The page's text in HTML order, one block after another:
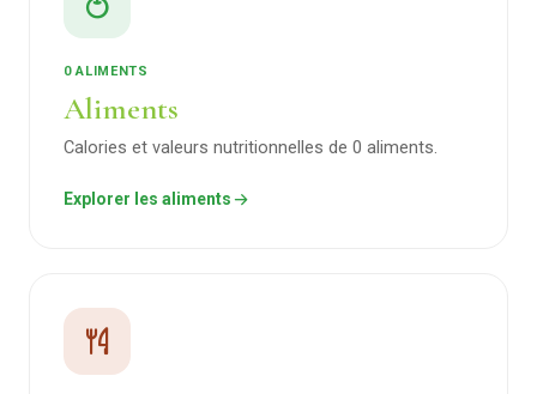
0 ALIMENTS
Aliments
Calories et valeurs nutritionnelles de 0 aliments.
Explorer les aliments